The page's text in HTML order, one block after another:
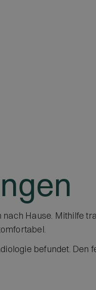
Hause. Mithilfe
befundet. Den